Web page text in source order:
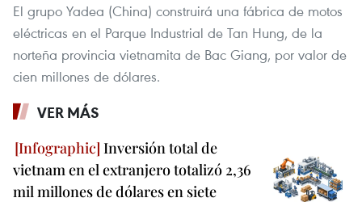
El grupo Yadea (China) construirá una fábrica de motos
eléctricas en el Parque Industrial de Tan Hung, de la
norteña provincia vietnamita de Bac Giang, por valor de
cien millones de dólares.
VER MÁS
Inversión total de
vietnam en el extranjero totalizó 2,36
mil millones de dólares en siete